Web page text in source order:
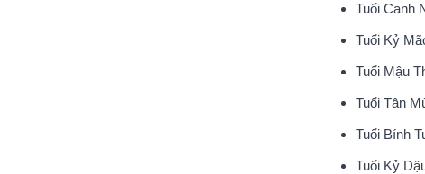
Tuổi Canh
Tuổi Kỷ
Tuổi Mậu
Tuổi Tân
Tuổi Bính
Tuổi Kỷ